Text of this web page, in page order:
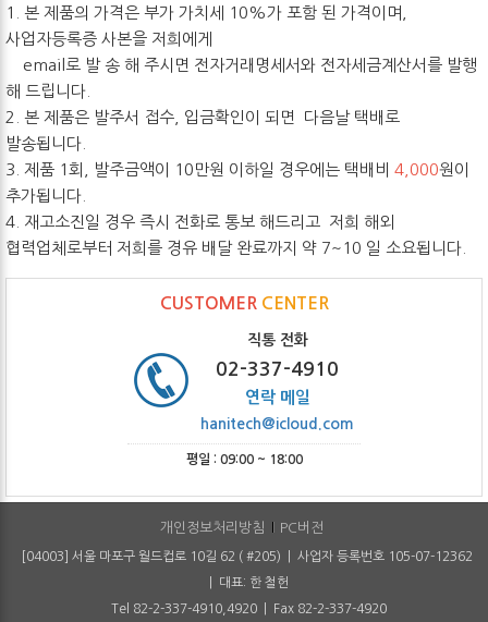
1. 본 제품의 가격은 부가 가치세 10%가 포함 된 가격이며,
사업자등록증 사본을 저희에게
email로 발 송 해 주시면 전자거래명세서와 전자세금계산서를 발행
해 드립니다.
2. 본 제품은 발주서 접수, 입금확인이 되면 다음날 택배로
발송됩니다.
3. 제품 1회, 발주금액이 10만원 이하일 경우에는 택배비 4,000원이
추가됩니다.
4. 재고소진일 경우 즉시 전화로 통보 해드리고 저희 해외
협력업체로부터 저희를 경유 배달 완료까지 약 7~10 일 소요됩니다.
CUSTOMER CENTER
직통 전화
02-337-4910
연락 메일
hanitech@icloud.com
평일 : 09:00 ~ 18:00
개인정보처리방침 PC버전
[04003] 서울 마포구 월드컵로 10길 62 ( #205) | 사업자 등록번호 105-07-12362
| 대표: 한 철헌
Tel 82-2-337-4910,4920 | Fax 82-2-337-4920